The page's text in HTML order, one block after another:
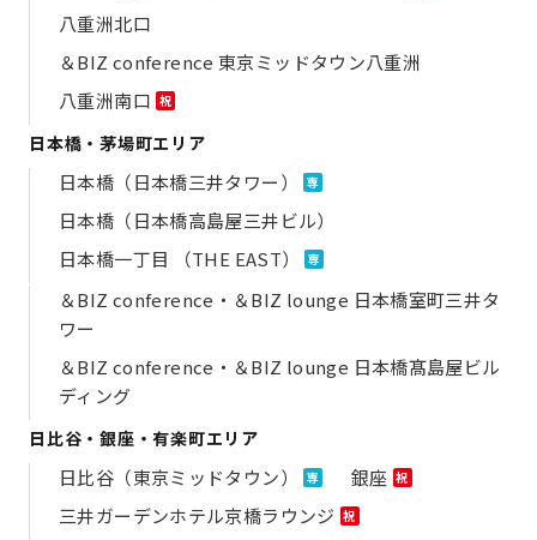
八重洲北口
＆BIZ conference 東京ミッドタウン八重洲
八重洲南口 祝
日本橋・茅場町エリア
日本橋（日本橋三井タワー） 専
日本橋（日本橋高島屋三井ビル）
日本橋一丁目 （THE EAST）
専
＆BIZ conference・＆BIZ lounge 日本橋室町三井タ
ワー
＆BIZ conference・＆BIZ lounge 日本橋髙島屋ビル
ディング
日比谷・銀座・有楽町エリア
日比谷（東京ミッドタウン） 専 銀座 祝
三井ガーデンホテル京橋ラウンジ 祝